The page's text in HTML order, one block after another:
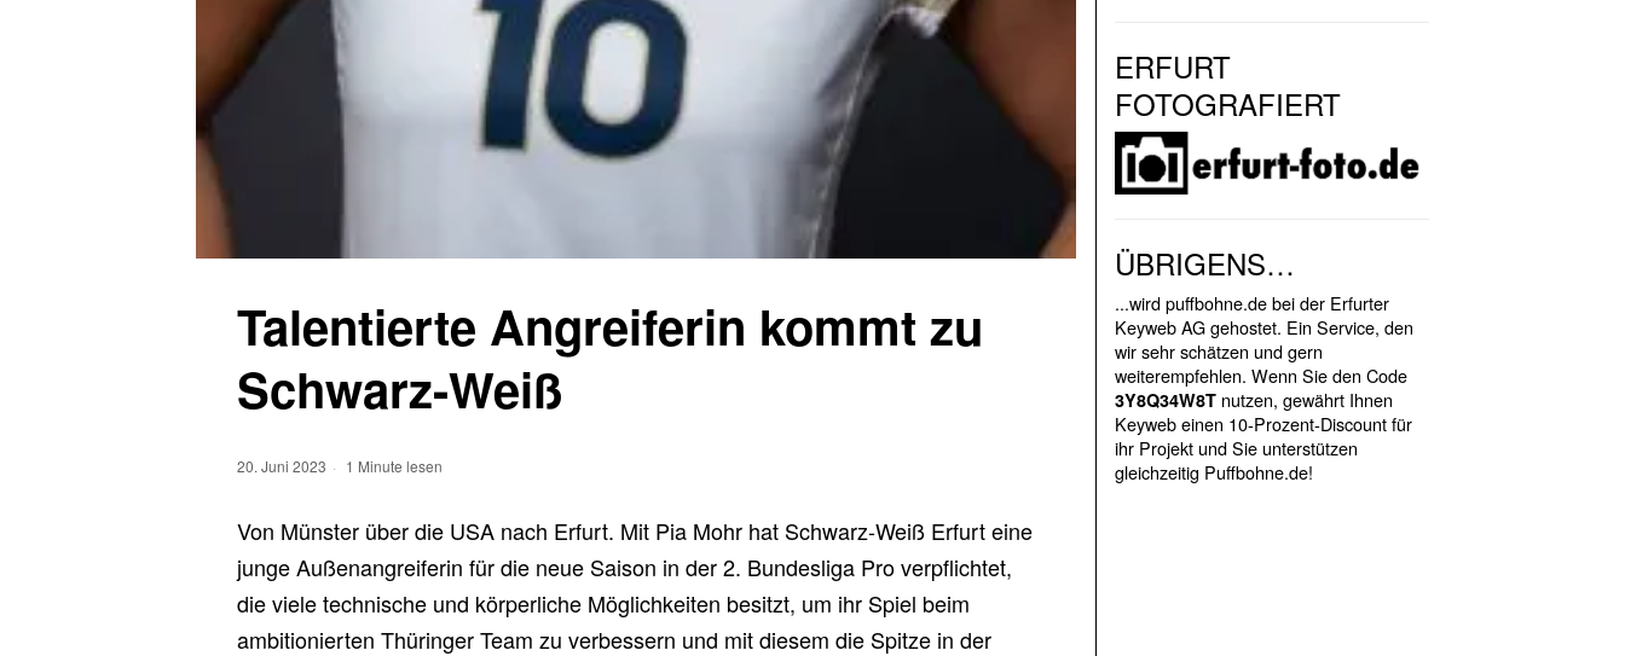
Talentierte Angreiferin kommt zu
Schwarz-Weiß
20. Juni 2023 1 Minute lesen
Von Münster über die USA nach Erfurt. Mit Pia Mohr hat Schwarz-Weiß Erfurt eine
junge Außenangreiferin für die neue Saison in der 2. Bundesliga Pro verpflichtet,
die viele technische und körperliche Möglichkeiten besitzt, um ihr Spiel beim
ambitionierten Thüringer Team zu verbessern und mit diesem die Spitze in der
ERFURT
FOTOGRAFIERT
ÜBRIGENS…
...wird puffbohne.de bei der Erfurter
Keyweb AG gehostet. Ein Service, den
wir sehr schätzen und gern
weiterempfehlen. Wenn Sie den Code
3Y8Q34W8T nutzen, gewährt Ihnen
Keyweb einen 10-Prozent-Discount für
ihr Projekt und Sie unterstützen
gleichzeitig Puffbohne.de!